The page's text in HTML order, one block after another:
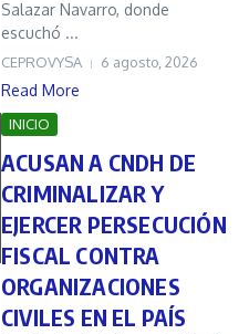
Salazar Navarro, donde
escuchó ...
CEPROVYSA 6 agosto, 2026
Read More
INICIO
ACUSAN A CNDH DE
CRIMINALIZAR Y
EJERCER PERSECUCIÓN
FISCAL CONTRA
ORGANIZACIONES
CIVILES EN EL PAÍS